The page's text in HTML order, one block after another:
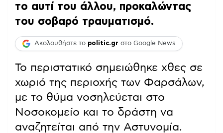
το αυτί του άλλου, προκαλώντας
του σοβαρό τραυματισμό.
Ακολουθήστε το politic.gr στο Google News
Το περιστατικό σημειώθηκε χθες σε
χωριό της περιοχής των Φαρσάλων,
με το θύμα νοσηλεύεται στο
Νοσοκομείο και το δράστη να
αναζητείται από την Αστυνομία.